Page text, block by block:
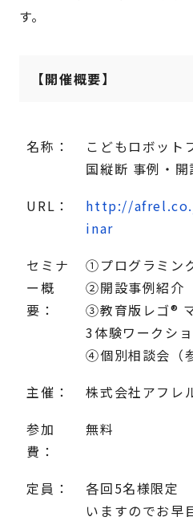
す。
【開催概要】
名称：
こどもロボット
国縦断 事例・開
URL：
http://
inar
セミナ
ー概
要：
①プログラミン
②開設事例紹介
③教育版レゴ®
3体験ワークシ
④個別相談会（
主催：
株式会社アフレ
参加
費：
無料
定員：
各回5名様限定
いますのでお早